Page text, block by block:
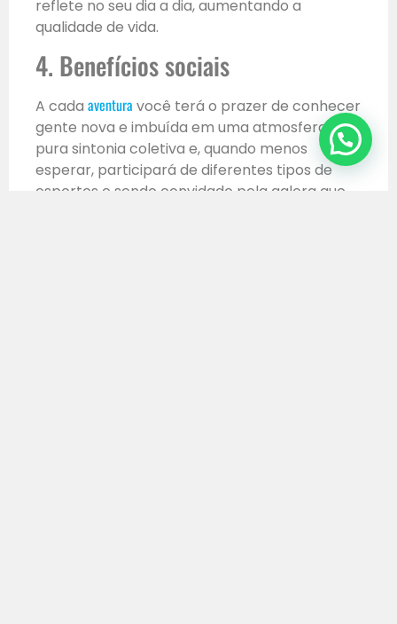
reflete no seu dia a dia, aumentando a
qualidade de vida.
4. Benefícios sociais
A cada aventura você terá o prazer de conhecer
gente nova e imbuída em uma atmosfera de
pura sintonia coletiva e, quando menos
esperar, participará de diferentes tipos de
esportes e sendo convidado pela galera que